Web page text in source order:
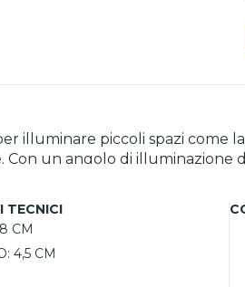
illuminare piccoli spazi
un angolo di
risparmio energetico e
un’illuminazione efficace per
dell’intensità.
TECNICI
8 CM
4,5 CM